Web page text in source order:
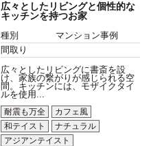
広々としたリビングと個性的な
キッチンを持つお家
種別
マンション事例
間取り
広々としたリビングに書斎を設
け、家族の繋がりが感じられる空
間。キッチンには、モザイクタイ
ルを使用...
耐震も万全
カフェ風
和テイスト
ナチュラル
アジアンテイスト